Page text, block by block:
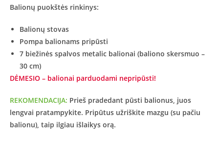
Balionų puokštės rinkinys:
Balionų stovas
Pompa balionams pripūsti
7 biežinės spalvos metalic balionai (baliono skersmuo –
30 cm)
DĖMESIO – balionai parduodami nepripūsti!
REKOMENDACIJA: Prieš pradedant pūsti balionus, juos
lengvai pratampykite. Pripūtus užriškite mazgu (su pačiu
balionu), taip ilgiau išlaikys orą.